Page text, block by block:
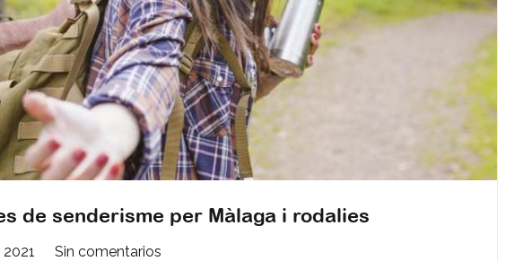
de senderisme per Màlaga i rodalies
Sin comentariosen